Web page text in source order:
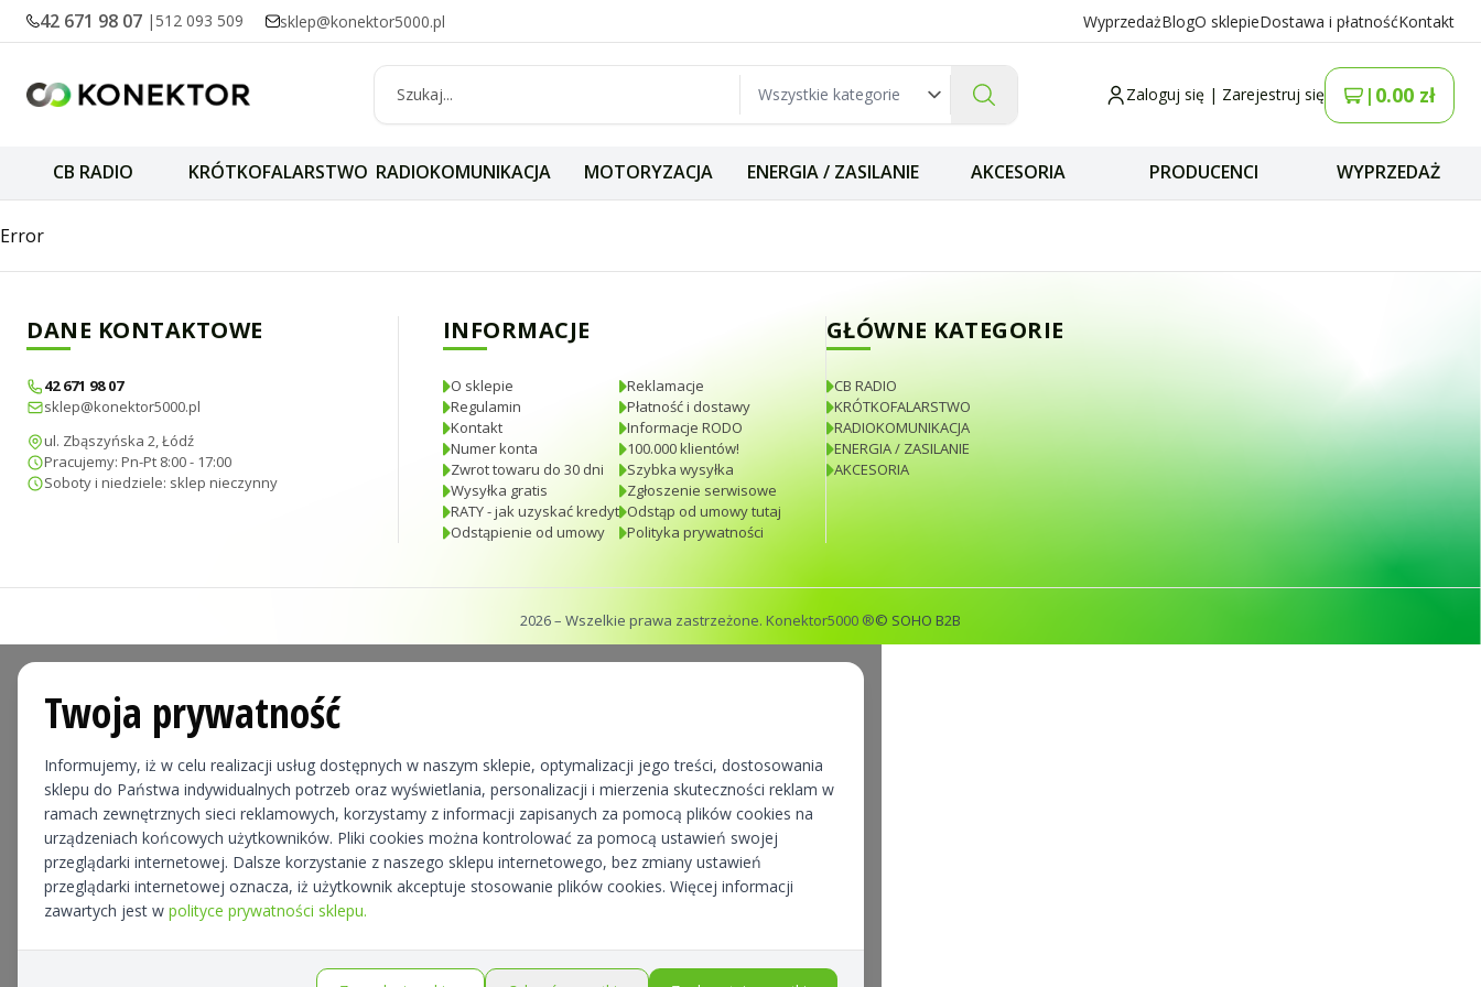
42 671 98 07 | 512 093 509 sklep@konektor5000.pl WyprzedażBlogO sklepieDostawa i płatnośćKontakt
Zaloguj się | Zarejestruj się | 0.00 zł
CB RADIO KRÓTKOFALARSTWO RADIOKOMUNIKACJA MOTORYZACJA ENERGIA / ZASILANIE AKCESORIA PRODUCENCI WYPRZEDAŻ
Konwerter OPTICUM TWIN LNB ROBUST (podwójny)
Error
DANE KONTAKTOWE
42 671 98 07
sklep@konektor5000.pl
ul. Zbąszyńska 2, Łódź
Pracujemy: Pn-Pt 8:00 - 17:00
Soboty i niedziele: sklep nieczynny
INFORMACJE
O sklepie
Regulamin
Kontakt
Numer konta
Zwrot towaru do 30 dni
Wysyłka gratis
RATY - jak uzyskać kredyt
Odstąpienie od umowy
Reklamacje
Płatność i dostawy
Informacje RODO
100.000 klientów!
Szybka wysyłka
Zgłoszenie serwisowe
Odstąp od umowy tutaj
Polityka prywatności
GŁÓWNE KATEGORIE
CB RADIO
KRÓTKOFALARSTWO
RADIOKOMUNIKACJA
ENERGIA / ZASILANIE
AKCESORIA
2026– Wszelkie prawa zastrzeżone. Konektor5000 ®© SOHO B2B
Twoja prywatność
Informujemy, iż w celu realizacji usług dostępnych w naszym sklepie, optymalizacji jego treści, dostosowania
sklepu do Państwa indywidualnych potrzeb oraz wyświetlania, personalizacji i mierzenia skuteczności reklam w
ramach zewnętrznych sieci reklamowych, korzystamy z informacji zapisanych za pomocą plików cookies na
urządzeniach końcowych użytkowników. Pliki cookies można kontrolować za pomocą ustawień swojej
przeglądarki internetowej. Dalsze korzystanie z naszego sklepu internetowego, bez zmiany ustawień
przeglądarki internetowej oznacza, iż użytkownik akceptuje stosowanie plików cookies. Więcej informacji
zawartych jest w polityce prywatności sklepu.